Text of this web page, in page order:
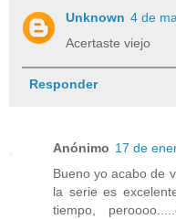
Unknown 4 de
Acertaste viejo
Responder
Anónimo 17 de
Bueno yo acabo de
la serie es
tiempo,